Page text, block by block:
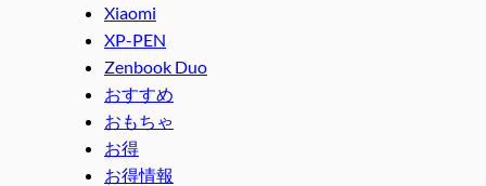
Xiaomi
XP-PEN
Zenbook Duo
おすすめ
おもちゃ
お得
お得情報